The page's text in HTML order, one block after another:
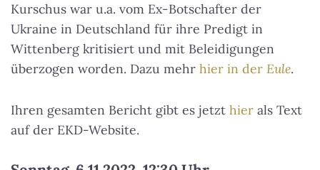
Kurschus war u.a. vom Ex-Botschafter der
Ukraine in Deutschland für ihre Predigt in
Wittenberg kritisiert und mit Beleidigungen
überzogen worden. Dazu mehr hier in der Eule.
Ihren gesamten Bericht gibt es jetzt hier als Text
auf der EKD-Website.